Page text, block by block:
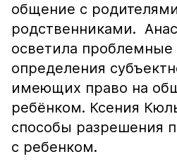
общение с
родственниками.
осветила проблемные
определения
имеющих право на
ребёнком. Ксения
способы разрешения
с ребенком.